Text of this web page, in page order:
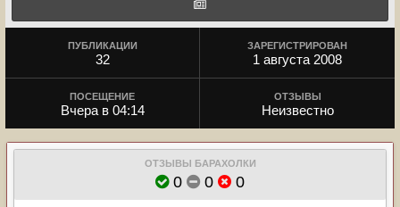
ПУБЛИКАЦИИ
32
ЗАРЕГИСТРИРОВАН
1 августа 2008
ПОСЕЩЕНИЕ
Вчера в 04:14
ОТЗЫВЫ
Неизвестно
ОТЗЫВЫ БАРАХОЛКИ
0 0 0